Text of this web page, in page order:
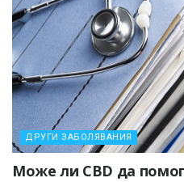
ДРУГИ ЗАБОЛЯВАНИЯ
Може ли CBD да